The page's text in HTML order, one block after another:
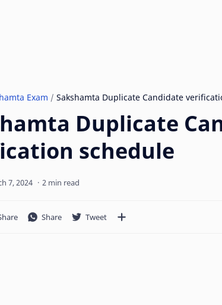
Exam
Duplicate
schedule
2 min read